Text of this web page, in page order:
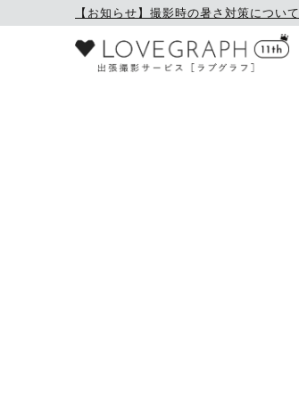
【お知らせ】撮影時の暑さ対策について